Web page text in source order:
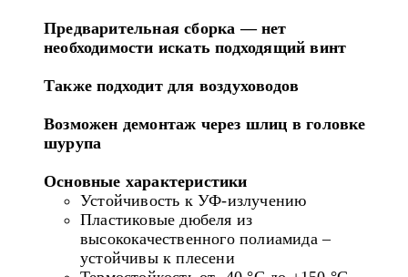
Предварительная сборка — нет
необходимости искать подходящий винт
Также подходит для воздуховодов
Возможен демонтаж через шлиц в головке
шурупа
Основные характеристики
Устойчивость к УФ-излучению
Пластиковые дюбеля из
высококачественного полиамида –
устойчивы к плесени